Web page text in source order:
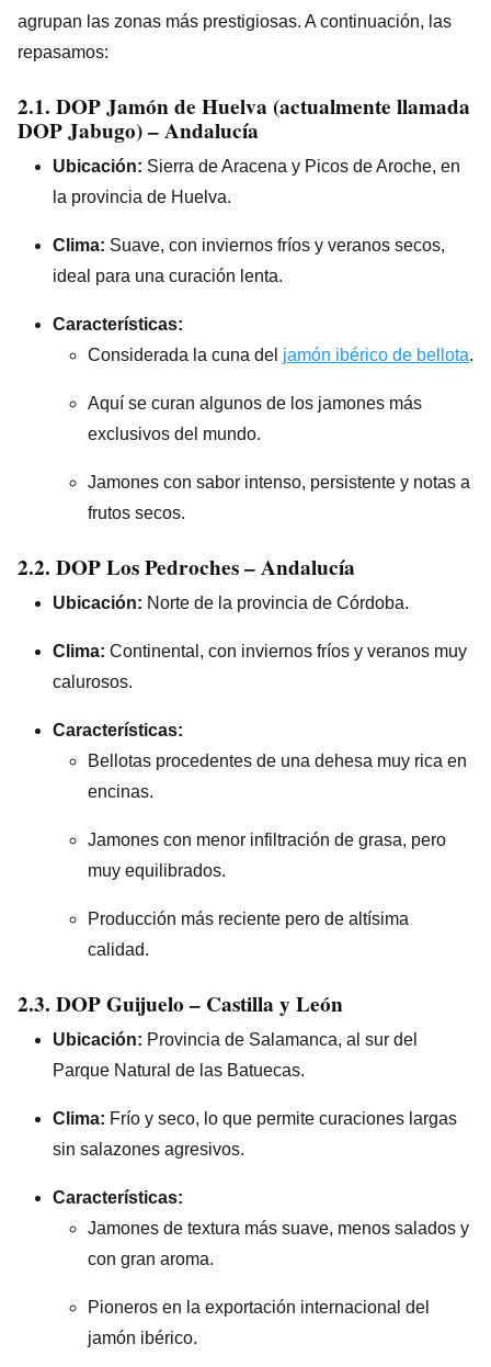
agrupan las zonas más prestigiosas. A continuación, las
repasamos:
2.1. DOPJamón de Huelva (actualmente llamada
DOP Jabugo) – Andalucía
Ubicación: Sierra de Aracena y Picos de Aroche, en
la provincia de Huelva.
Clima: Suave, con inviernos fríos y veranos secos,
ideal para una curación lenta.
Características:
Considerada la cuna del jamón ibérico de bellota.
Aquí se curan algunos de los jamones más
exclusivos del mundo.
Jamones con sabor intenso, persistente y notas a
frutos secos.
2.2. DOPLos Pedroches– Andalucía
Ubicación: Norte de la provincia de Córdoba.
Clima: Continental, con inviernos fríos y veranos muy
calurosos.
Características:
Bellotas procedentes de una dehesa muy rica en
encinas.
Jamones con menor infiltración de grasa, pero
muy equilibrados.
Producción más reciente pero de altísima
calidad.
2.3. DOPGuijuelo – Castilla y León
Ubicación: Provincia de Salamanca, al sur del
Parque Natural de las Batuecas.
Clima: Frío y seco, lo que permite curaciones largas
sin salazones agresivos.
Características:
Jamones de textura más suave, menos salados y
con gran aroma.
Pioneros en la exportación internacional del
jamón ibérico.